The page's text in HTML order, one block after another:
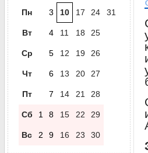
Пн 3 10 17 24 31
Вт 4 11 18 25
Ср 5 12 19 26
Чт 6 13 20 27
Пт 7 14 21 28
Сб 1 8 15 22 29
Вс 2 9 16 23 30